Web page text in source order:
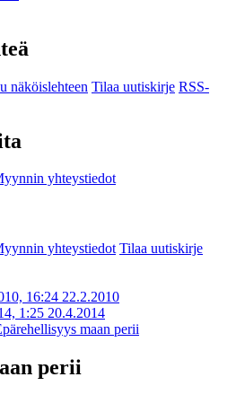
näköislehteen Tilaa uutiskirje RSS-
yhteystiedot
yhteystiedot Tilaa uutiskirje
16:24 22.2.2010
1:25 20.4.2014
maan perii
perii